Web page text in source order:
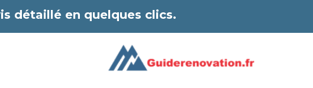
détaillé en quelques clics.